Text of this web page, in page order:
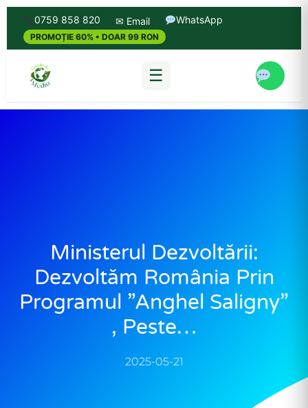
0759 858 820 ✉ Email WhatsApp
PROMOȚIE 60% • DOAR 99 RON
☰
Ministerul Dezvoltării:
Dezvoltăm România Prin
Programul ”Anghel Saligny”
, Peste…
2025-05-21